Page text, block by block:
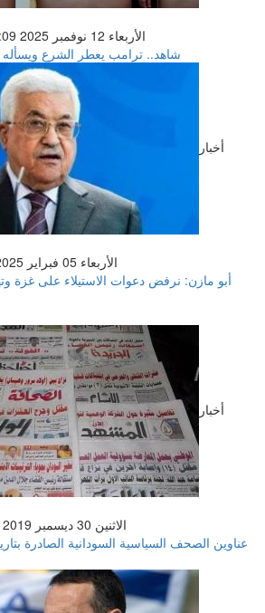
الأربعاء 12 نوفمبر 2025 04:09 مساءً
شاهد.. ترامب يعطر الشرع
أخبار
الأربعاء 05 فبراير 2025 12:01 مساءً
أبو مازن: نرفض دعوات الاستيلاء على غزة
أخبار
الاثنين 30 ديسمبر 2019 11:04 صباحاً